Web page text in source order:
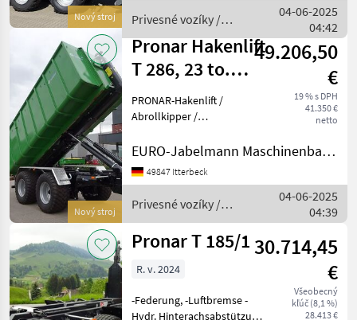
Nový stroj
verfügbar Zum Verkauf
steht ein neue
Privesné vozíky /
Pronar
04-06-2025
04:42
Nový stroj
Pronar Hakenlift
T 286, 23 to.
zGG,
Abrollkipper /
49.206,50
€
19 % s DPH
41.350 €
netto
PRONAR-Hakenlift /
Abrollkipper /
Containerfahrzeug /
Abrollfahrzeug /
23 to. Technische Daten:
Gesam
EURO-Jabelmann Maschinenbau GmbH
49847 Itterbeck
Privesné vozíky /
Pronar
04-06-2025
04:39
Pronar T 185/1 30.714,45
€
Všeobecný
kľúč (8,1 %)
28.413 €
R. v. 2024
-Federung, -Luftbremse -
Hydr. Hinterachsabstützung